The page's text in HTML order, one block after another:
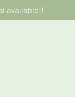
available!!